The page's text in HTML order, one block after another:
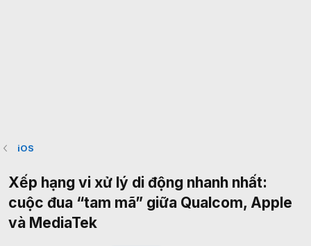
iOS
Xếp hạng vi xử lý di động nhanh nhất:
cuộc đua “tam mã” giữa Qualcom, Apple
và MediaTek